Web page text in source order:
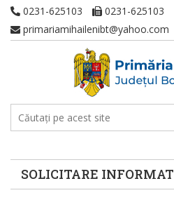
0231-625103
0231-625103
primariamihailenibt@yahoo.com
SOLICITARE